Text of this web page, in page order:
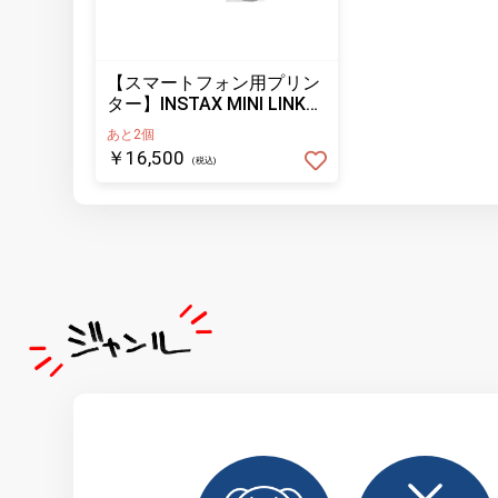
【スマートフォン用プリン
ター】INSTAX MINI LINK3
WHITE
あと2個
￥16,500 (税込)